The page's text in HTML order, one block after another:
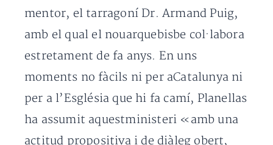
mentor, el tarragoní Dr. Armand Puig,
amb el qual el nouarquebisbe col·labora
estretament de fa anys. En uns
moments no fàcils ni per aCatalunya ni
per a l’Església que hi fa camí, Planellas
ha assumit aquestministeri «amb una
actitud propositiva i de diàleg obert,